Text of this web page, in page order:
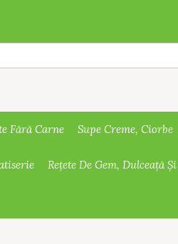
Fără Carne Supe Creme, Ciorbe
Rețete De Gem, Dulceață